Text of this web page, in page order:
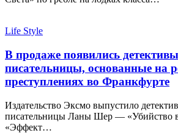
Life Style
В продаже появились
писательницы, основанные на
преступлениях во Франкфурте
Издательство Эксмо выпустило
писательницы Ланы Шер — «Убийство в
«Эффект…